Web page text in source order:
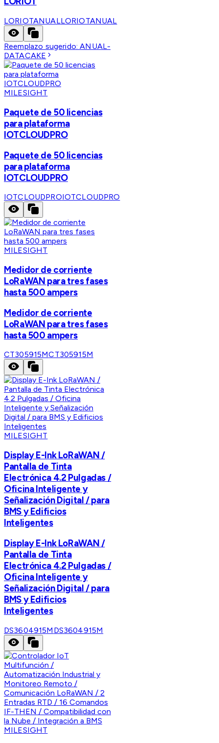
LORIOTANUALLORIOTANUAL
Reemplazo sugerido:ANUAL-
DATACAKE
MILESIGHT
Paquete de 50 licencias
para plataforma
IOTCLOUDPRO
Paquete de 50 licencias
para plataforma
IOTCLOUDPRO
IOTCLOUDPROIOTCLOUDPRO
MILESIGHT
Medidor de corriente
LoRaWAN para tres fases
hasta 500 ampers
Medidor de corriente
LoRaWAN para tres fases
hasta 500 ampers
CT305915MCT305915M
MILESIGHT
Display E-Ink LoRaWAN /
Pantalla de Tinta
Electrónica 4.2 Pulgadas /
Oficina Inteligente y
Señalización Digital / para
BMS y Edificios
Inteligentes
Display E-Ink LoRaWAN /
Pantalla de Tinta
Electrónica 4.2 Pulgadas /
Oficina Inteligente y
Señalización Digital / para
BMS y Edificios
Inteligentes
DS3604915M DS3604915M
MILESIGHT